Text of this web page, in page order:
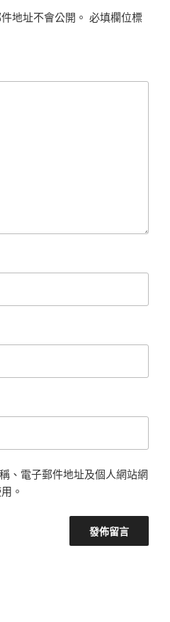
地址不會公開。 必填欄位標
、電子郵件地址及個人網站網
。